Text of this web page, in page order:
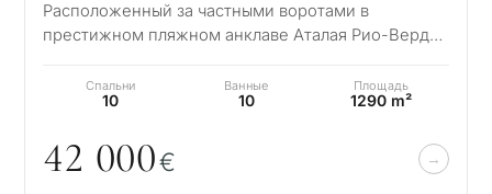
Расположенный за частными воротами в
престижном пляжном анклаве Аталая Рио-Верде,
предлага…
Спальни
10
Ванные
10
Площадь
1290 m²
42 000€